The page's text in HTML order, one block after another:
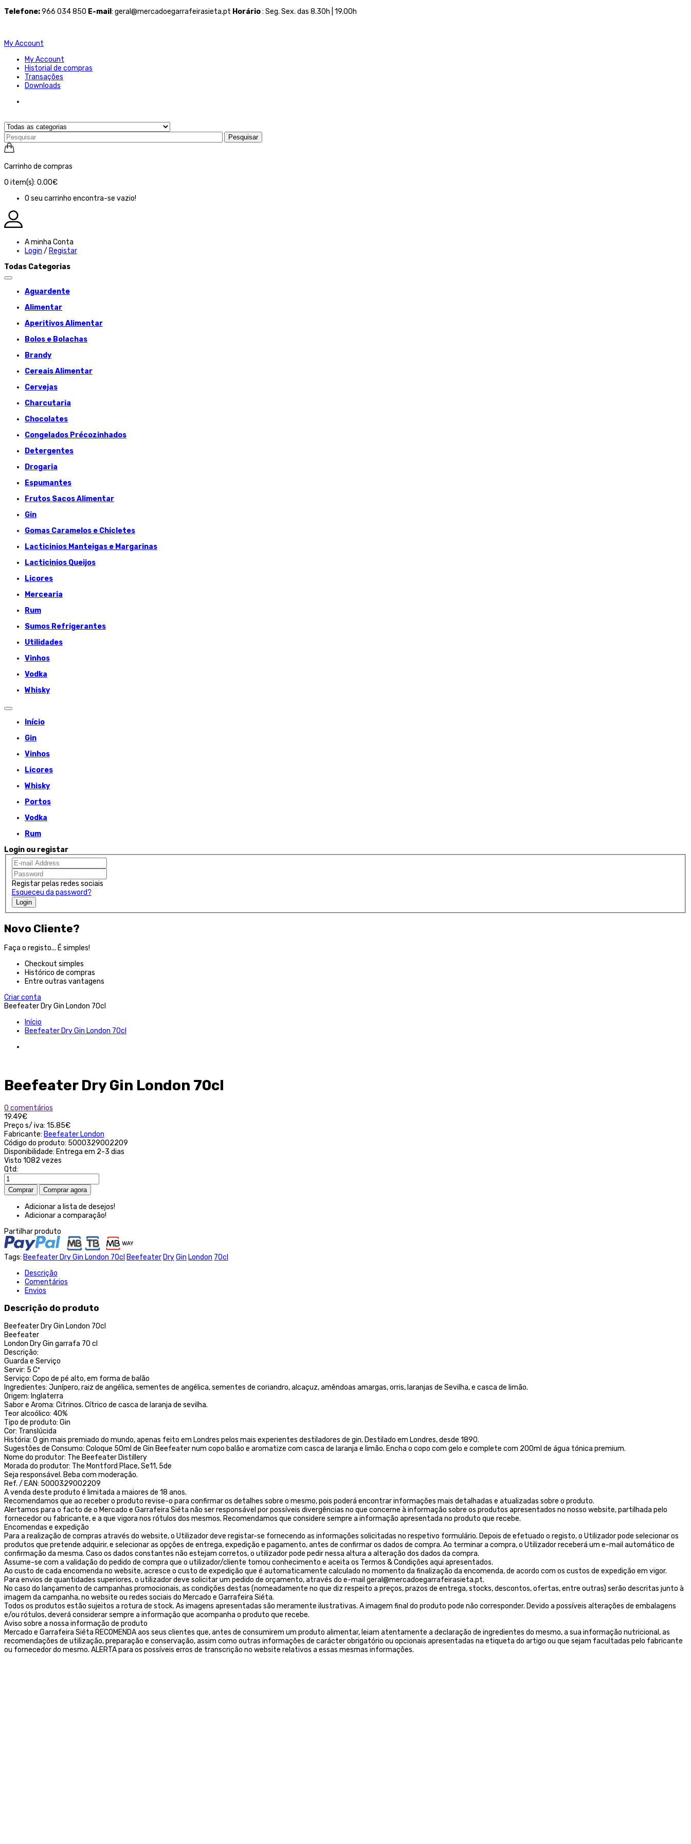
Telefone:966 034 850 E-mail : geral@mercadoegarrafeirasieta.pt Horário: Seg. Sex. das 8.30h | 19.00h
My Account
My Account
Historial de compras
Transações
Downloads
Pesquisar
Carrinho de compras
0 item(s): 0.00€
O seu carrinho encontra-se vazio!
A minha Conta
Login / Registar
Todas Categorias
Aguardente
Alimentar
Aperitivos Alimentar
Bolos e Bolachas
Brandy
Cereais Alimentar
Cervejas
Charcutaria
Chocolates
Congelados Précozinhados
Detergentes
Drogaria
Espumantes
Frutos Sacos Alimentar
Gin
Gomas Caramelos e Chicletes
Lacticinios Manteigas e Margarinas
Lacticinios Queijos
Licores
Mercearia
Rum
Sumos Refrigerantes
Utilidades
Vinhos
Vodka
Whisky
Início
Gin
Vinhos
Licores
Whisky
Portos
Vodka
Rum
Login ou registar
Registar pelas redes sociais
Esqueceu da password?
Login
Novo Cliente?
Faça o registo... É simples!
Checkout simples
Histórico de compras
Entre outras vantagens
Criar conta
Beefeater Dry Gin London 70cl
Início
Beefeater Dry Gin London 70cl
Beefeater Dry Gin London 70cl
0 comentários
19.49€
Preço s/ iva: 15.85€
Fabricante: Beefeater London
Código do produto: 5000329002209
Disponibilidade: Entrega em 2-3 dias
Visto 1082 vezes
Qtd:
Adicionar a lista de desejos!
Adicionar a comparação!
Partilhar produto
Tags: Beefeater Dry Gin London 70cl Beefeater DryGin London 70cl
Descrição
Comentários
Envios
Descrição do produto
Beefeater Dry Gin London 70cl
Beefeater
London Dry Gin garrafa 70 cl
Descrição:
Guarda e Serviço
Servir: 5 Cº
Serviço: Copo de pé alto, em forma de balão
Ingredientes: Junípero, raiz de angélica, sementes de angélica, sementes de coriandro, alcaçuz, amêndoas amargas, orris, laranjas de Sevilha, e casca de limão.
Origem: Inglaterra
Sabor e Aroma: Citrinos. Cítrico de casca de laranja de sevilha.
Teor alcoólico: 40%
Tipo de produto: Gin
Cor: Translúcida
História: O gin mais premiado do mundo, apenas feito em Londres pelos mais experientes destiladores de gin. Destilado em Londres, desde 1890.
Sugestões de Consumo: Coloque 50ml de Gin Beefeater num copo balão e aromatize com casca de laranja e limão. Encha o copo com gelo e complete com 200ml de água tónica premium.
Nome do produtor: The Beefeater Distillery
Morada do produtor: The Montford Place, Se11, 5de
Seja responsável. Beba com moderação.
Ref. / EAN: 5000329002209
A venda deste produto é limitada a maiores de 18 anos.
Recomendamos que ao receber o produto revise-o para confirmar os detalhes sobre o mesmo, pois poderá encontrar informações mais detalhadas e atualizadas sobre o produto.
Alertamos para o facto de o Mercado e Garrafeira Siéta não ser responsável por possíveis divergências no que concerne à informação sobre os produtos apresentados no nosso website, partilhada pelo
fornecedor ou fabricante, e a que vigora nos rótulos dos mesmos. Recomendamos que considere sempre a informação apresentada no produto que recebe.
Encomendas e expedição
Para a realização de compras através do website, o Utilizador deve registar-se fornecendo as informações solicitadas no respetivo formulário. Depois de efetuado o registo, o Utilizador pode selecionar os
produtos que pretende adquirir, e selecionar as opções de entrega, expedição e pagamento, antes de confirmar os dados de compra. Ao terminar a compra, o Utilizador receberá um e-mail automático de
confirmação da mesma. Caso os dados constantes não estejam corretos, o utilizador pode pedir nessa altura a alteração dos dados da compra.
Assume-se com a validação do pedido de compra que o utilizador/cliente tomou conhecimento e aceita os Termos & Condições aqui apresentados.
Ao custo de cada encomenda no website, acresce o custo de expedição que é automaticamente calculado no momento da finalização da encomenda, de acordo com os custos de expedição em vigor.
Para envios de quantidades superiores, o utilizador deve solicitar um pedido de orçamento, através do e-mail geral@mercadoegarrafeirasieta.pt.
No caso do lançamento de campanhas promocionais, as condições destas (nomeadamente no que diz respeito a preços, prazos de entrega, stocks, descontos, ofertas, entre outras) serão descritas junto à
imagem da campanha, no website ou redes sociais do Mercado e Garrafeira Siéta.
Todos os produtos estão sujeitos a rotura de stock. As imagens apresentadas são meramente ilustrativas. A imagem final do produto pode não corresponder. Devido a possíveis alterações de embalagens
e/ou rótulos, deverá considerar sempre a informação que acompanha o produto que recebe.
Aviso sobre a nossa informação de produto
Mercado e Garrafeira Siéta RECOMENDA aos seus clientes que, antes de consumirem um produto alimentar, leiam atentamente a declaração de ingredientes do mesmo, a sua informação nutricional, as
recomendações de utilização, preparação e conservação, assim como outras informações de carácter obrigatório ou opcionais apresentadas na etiqueta do artigo ou que sejam facultadas pelo fabricante
ou fornecedor do mesmo. ALERTA para os possíveis erros de transcrição no website relativos a essas mesmas informações.